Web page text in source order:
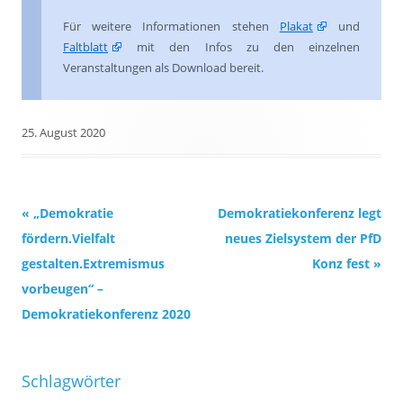
Für weitere Informationen stehen Plakat
und
Faltblatt
mit den Infos zu den einzelnen
Veranstaltungen als Download bereit.
25. August 2020
Beitrags-
Navigation
« „Demokratie
fördern.Vielfalt
gestalten.Extremismus
vorbeugen“ –
Demokratiekonferenz 2020
Demokratiekonferenz legt
neues Zielsystem der PfD
Konz fest »
Schlagwörter